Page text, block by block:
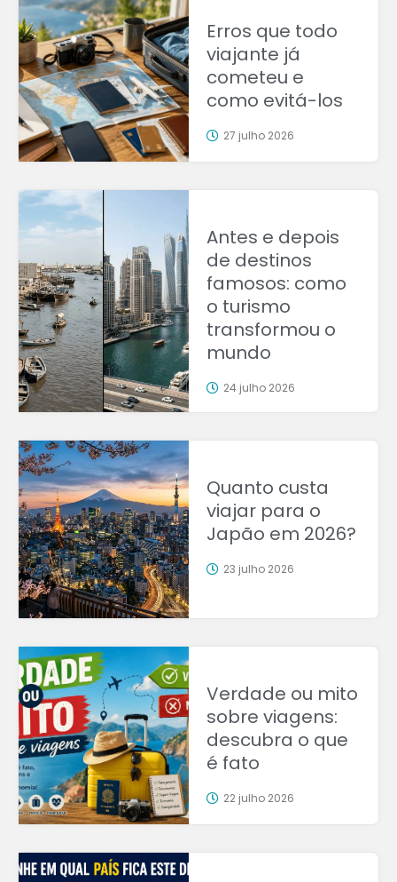
Erros que todo
viajante já
cometeu e
como evitá-los
27 julho 2026
Antes e depois
de destinos
famosos: como
o turismo
transformou o
mundo
24 julho 2026
Quanto custa
viajar para o
Japão em 2026?
23 julho 2026
Verdade ou mito
sobre viagens:
descubra o que
é fato
22 julho 2026